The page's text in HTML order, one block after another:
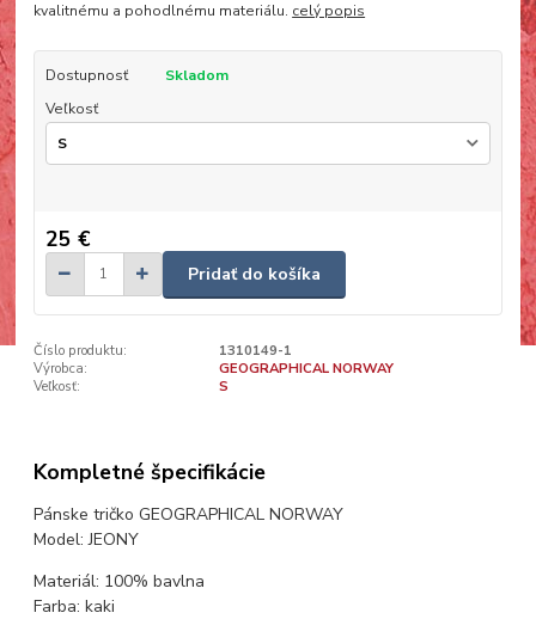
kvalitnému a pohodlnému materiálu. celý popis
Dostupnosť
Skladom
Veľkosť
25 €
Pridať do košíka
Číslo produktu:
1310149-1
Výrobca:
GEOGRAPHICAL NORWAY
Veľkosť:
S
Kompletné špecifikácie
Pánske tričko GEOGRAPHICAL NORWAY
Model: JEONY
Materiál: 100% bavlna
Farba: kaki